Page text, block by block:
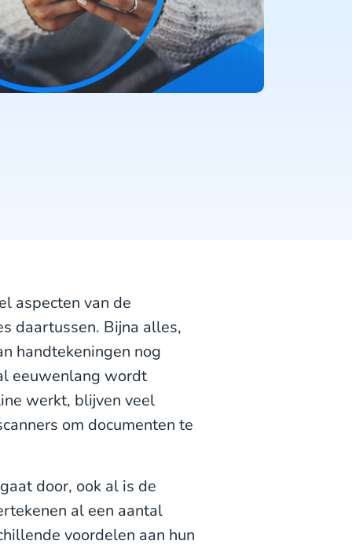
aspecten van de
daartussen. Bijna alles,
handtekeningen nog
eeuwenlang wordt
werkt, blijven veel
om documenten te
door, ook al is de
al een aantal
voordelen aan hun